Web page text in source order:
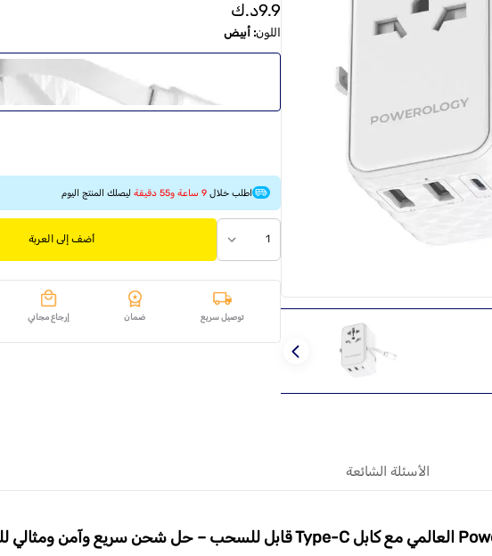
9.9د.ك
اللون: أبيض
اطلب خلال9 ساعة و55 دقيقة ليصلك المنتج اليوم
1 أضف إلى العربة
توصيل سريع ضمان إرجاع مجاني
الأسئلة الشائعة